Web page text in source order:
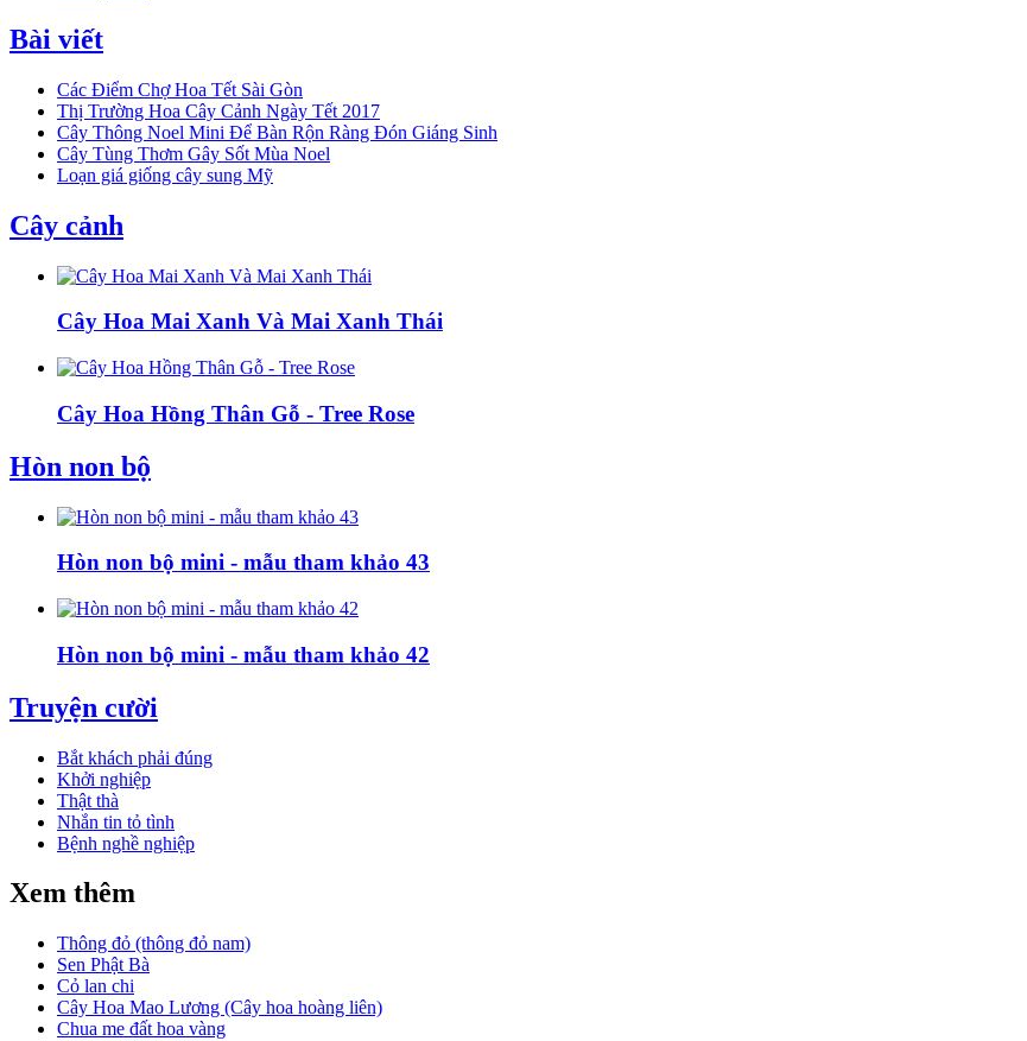
Bài viết
Các Điểm Chợ Hoa Tết Sài Gòn
Thị Trường Hoa Cây Cảnh Ngày Tết 2017
Cây Thông Noel Mini Để Bàn Rộn Ràng Đón Giáng Sinh
Cây Tùng Thơm Gây Sốt Mùa Noel
Loạn giá giống cây sung Mỹ
Cây cảnh
Cây Hoa Mai Xanh Và Mai Xanh Thái
Cây Hoa Hồng Thân Gỗ - Tree Rose
Hòn non bộ
Hòn non bộ mini - mẫu tham khảo 43
Hòn non bộ mini - mẫu tham khảo 42
Truyện cười
Bắt khách phải đúng
Khởi nghiệp
Thật thà
Nhắn tin tỏ tình
Bệnh nghề nghiệp
Xem thêm
Thông đỏ (thông đỏ nam)
Sen Phật Bà
Cỏ lan chi
Cây Hoa Mao Lương (Cây hoa hoàng liên)
Chua me đất hoa vàng